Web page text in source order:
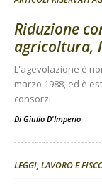
Riduzione
agricoltura,
L'agevolazione è
marzo 1988, ed è
consorzi
Di Giulio D'Imperio
LEGGI, LAVORO E